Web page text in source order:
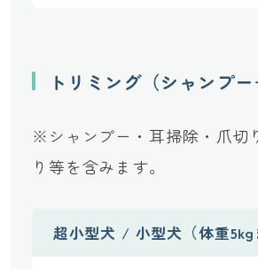
トリミング（シャンプー
※シャンプー・耳掃除・爪切
り等を含みます。
超小型犬 / 小型犬（体重5kg